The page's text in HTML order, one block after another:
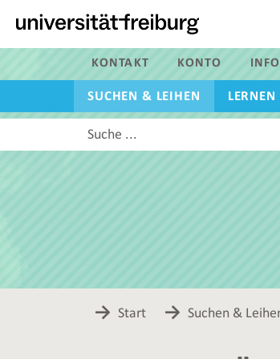
Hauptnavigation
dieser
Zum
dieser
Zur
KONTAKT KONTO
SUCHEN & LEIHEN
Diese
Start Suchen &